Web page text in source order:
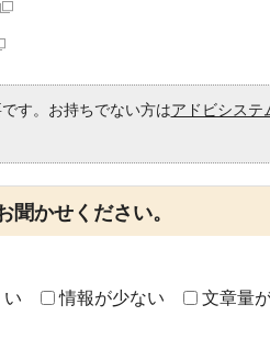
す。お持ちでない方はアドビシステ
かせください。
い 情報が少ない
文章量